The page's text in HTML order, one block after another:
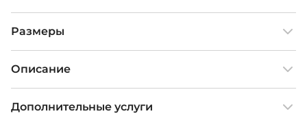
Размеры
Описание
Дополнительные услуги